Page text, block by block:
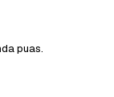
puas.